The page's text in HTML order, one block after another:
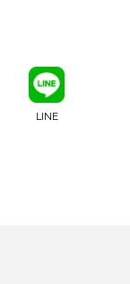
LINE